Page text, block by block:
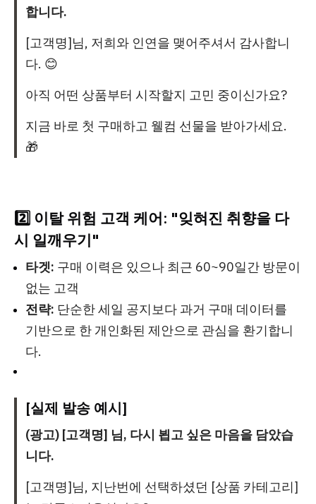
합니다.
[고객명]님, 저희와 인연을 맺어주셔서 감사합니
다. 😊
아직 어떤 상품부터 시작할지 고민 중이신가요?
지금 바로 첫 구매하고 웰컴 선물을 받아가세요.
🎁
2️⃣ 이탈 위험 고객 케어: "잊혀진 취향을 다
시 일깨우기"
타겟: 구매 이력은 있으나 최근 60~90일간 방문이
없는 고객
전략: 단순한 세일 공지보다 과거 구매 데이터를
기반으로 한 개인화된 제안으로 관심을 환기합니
다.
[실제 발송 예시]
(광고) [고객명] 님, 다시 뵙고 싶은 마음을 담았습
니다.
[고객명]님, 지난번에 선택하셨던 [상품 카테고리]